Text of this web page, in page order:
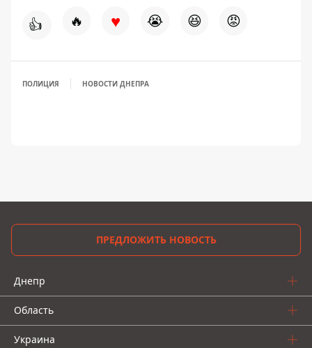
👍 🔥 ♥ 😭 😆 😡
ПОЛИЦИЯ НОВОСТИ ДНЕПРА
ПРЕДЛОЖИТЬ НОВОСТЬ
Днепр
Область
Украина